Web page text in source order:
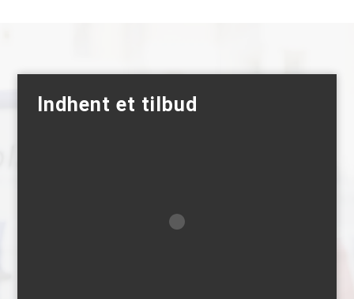
Indhent et tilbud